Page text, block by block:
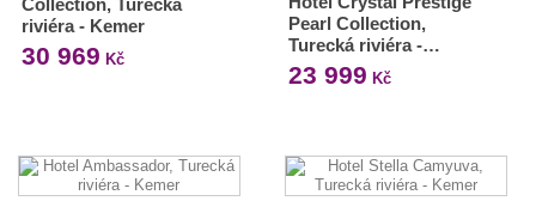
Collection, Turecká
riviéra - Kemer
30 969 Kč
Pearl Collection,
Turecká riviéra -…
23 999 Kč